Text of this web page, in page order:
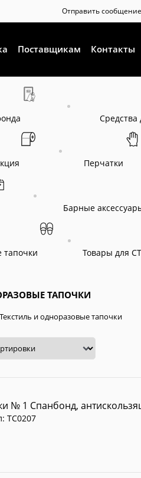
Отправить сообщение
Поставщикам Контакты
Перчатки
Барные
тапочки Товары для
ТАПОЧКИ
Текстиль и одноразовые тапочки
№ 1 Спанбонд,
TC0207